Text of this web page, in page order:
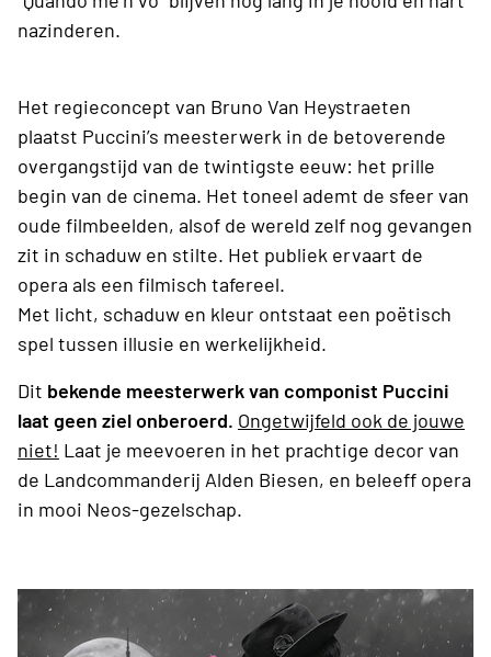
nazinderen.
Het regieconcept van Bruno Van Heystraeten
plaatst Puccini’s meesterwerk in de betoverende
overgangstijd van de twintigste eeuw: het prille
begin van de cinema. Het toneel ademt de sfeer van
oude filmbeelden, alsof de wereld zelf nog gevangen
zit in schaduw en stilte. Het publiek ervaart de
opera als een filmisch tafereel.
Met licht, schaduw en kleur ontstaat een poëtisch
spel tussen illusie en werkelijkheid.
Dit bekende meesterwerk van componist Puccini
laat geen ziel onberoerd. Ongetwijfeld ook de jouwe
niet! Laat je meevoeren in het prachtige decor van
de Landcommanderij Alden Biesen, en beleeff opera
in mooi Neos-gezelschap.